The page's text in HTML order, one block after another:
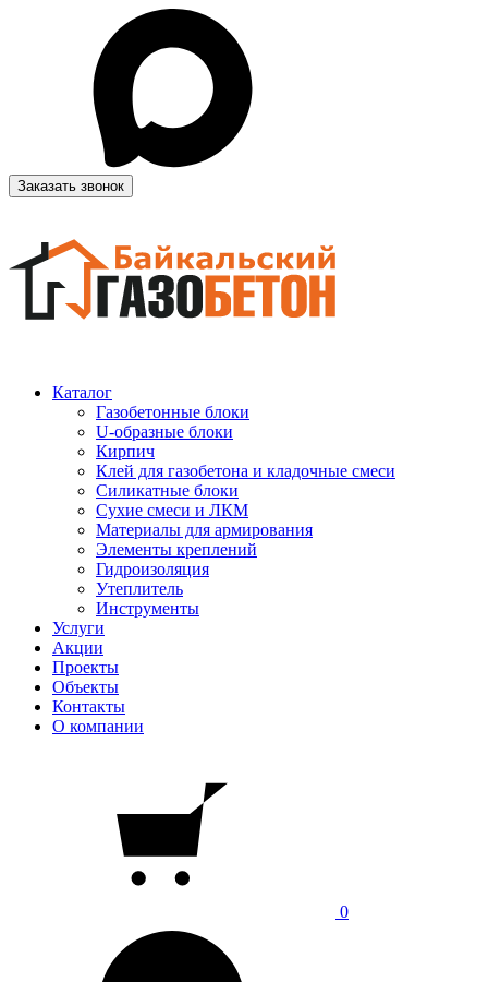
Заказать звонок
Каталог
Газобетонные блоки
U-образные блоки
Кирпич
Клей для газобетона и кладочные смеси
Силикатные блоки
Сухие смеси и ЛКМ
Материалы для армирования
Элементы креплений
Гидроизоляция
Утеплитель
Инструменты
Услуги
Акции
Проекты
Объекты
Контакты
О компании
0